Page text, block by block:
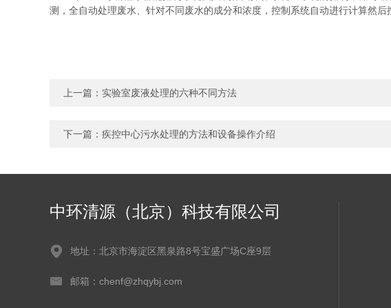
测，全自动处理废水、针对不同废水的成分和浓度，控制系统自动进行计算然后
上一篇： 实验室废液处理的六种不同方法
下一篇： 疾控中心污水处理的方法和设备操作介绍
中环清源（北京）科技有限公司
地址：北京市海淀区黑泉路8号宝盛广场C座9层
邮箱：chenf@zhqybj.com